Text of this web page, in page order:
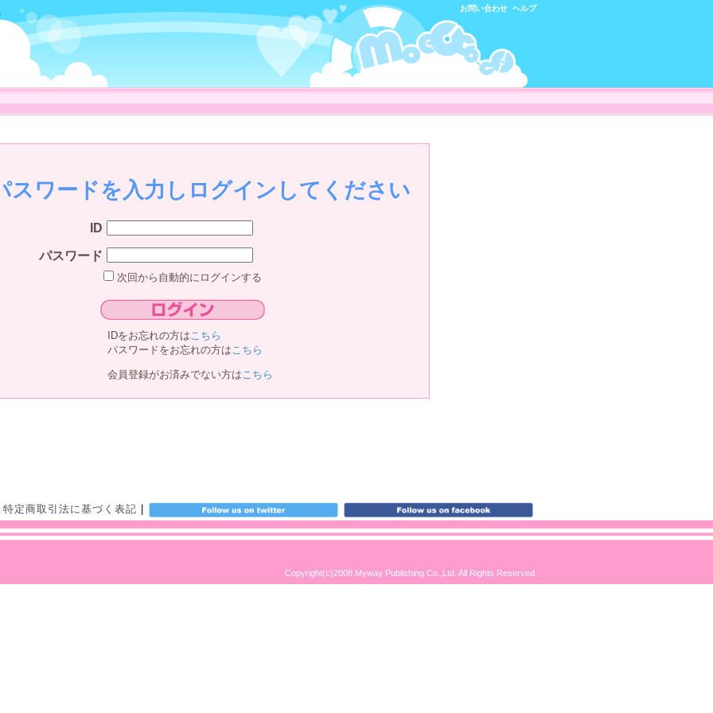
お問い合わせ ヘルプ
スワードを入力しログインしてください
ID
パスワード
次回から自動的にログインする
IDをお忘れの方はこちら
パスワードをお忘れの方はこちら
会員登録がお済みでない方はこちら
特定商取引法に基づく表記
Copyright(c)2008 Myway Publishing Co.,Ltd. All Rights Reserved.